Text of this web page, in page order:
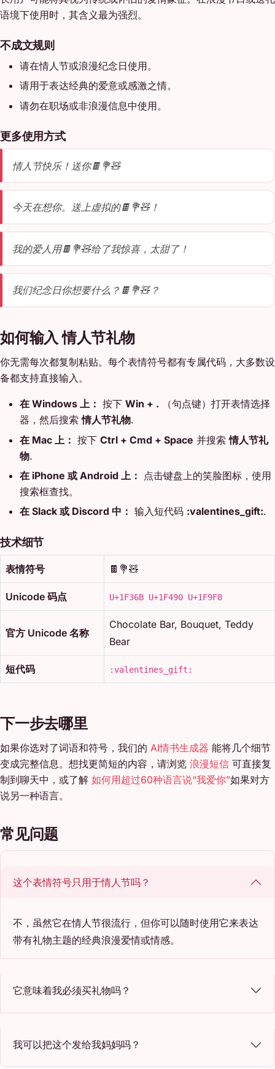
语境下使用时，其含义最为强烈。
不成文规则
请在情人节或浪漫纪念日使用。
请用于表达经典的爱意或感激之情。
请勿在职场或非浪漫信息中使用。
更多使用方式
情人节快乐！送你🍫💐🧸
今天在想你。送上虚拟的🍫💐🧸！
我的爱人用🍫💐🧸给了我惊喜，太甜了！
我们纪念日你想要什么？🍫💐🧸？
如何输入 情人节礼物
你无需每次都复制粘贴。每个表情符号都有专属代码，大多数设
备都支持直接输入。
在 Windows 上： 按下 Win + . （句点键）打开表情选择
器，然后搜索情人节礼物.
在 Mac 上： 按下 Ctrl + Cmd + Space 并搜索情人节礼
物.
在 iPhone 或 Android 上：
点击键盘上的笑脸图标，使用
搜索框查找。
在 Slack 或 Discord 中： 输入短代码 :valentines_gift:.
技术细节
表情符号 🍫💐🧸
Unicode 码点 U+1F36B U+1F490 U+1F9F8
官方 Unicode 名称
Chocolate Bar, Bouquet, Teddy
Bear
短代码 :valentines_gift:
下一步去哪里
如果你选对了词语和符号，我们的 AI情书生成器 能将几个细节
变成完整信息。想找更简短的内容，请浏览 浪漫短信 可直接复
制到聊天中，或了解 如何用超过60种语言说“我爱你”如果对方
说另一种语言。
常见问题
这个表情符号只用于情人节吗？
不，虽然它在情人节很流行，但你可以随时使用它来表达
带有礼物主题的经典浪漫爱情或情感。
它意味着我必须买礼物吗？
我可以把这个发给我妈妈吗？